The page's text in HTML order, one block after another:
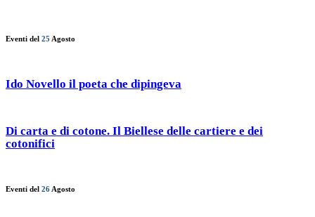
Eventi del 25 Agosto
Ido Novello il poeta che dipingeva
Di carta e di cotone. Il Biellese delle cartiere e dei
cotonifici
Eventi del 26 Agosto